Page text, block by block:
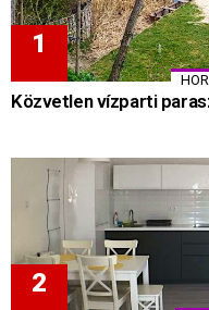
Közvetlen vízparti